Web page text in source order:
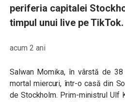
periferia capitalei
timpul unui live pe TikTok.
acum 2 ani
Salwan Momika, în vârstă de
mortal miercuri, într-o casă din
de Stockholm. Prim-ministrul Ulf